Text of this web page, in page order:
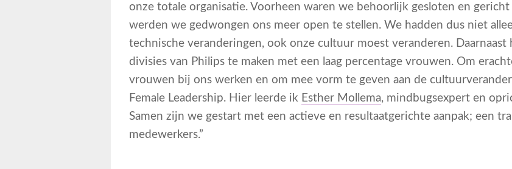
onze totale organisatie. Voorheen waren we behoorlijk gesloten en
werden we gedwongen ons meer open te stellen. We hadden dus niet
technische veranderingen, ook onze cultuur moest veranderen. Daarnaast
divisies van Philips te maken met een laag percentage vrouwen. Om
vrouwen bij ons werken en om mee vorm te geven aan de
Female Leadership. Hier leerde ik Esther Mollema, mindbugsexpert en
Samen zijn we gestart met een actieve en resultaatgerichte aanpak; een
medewerkers.”